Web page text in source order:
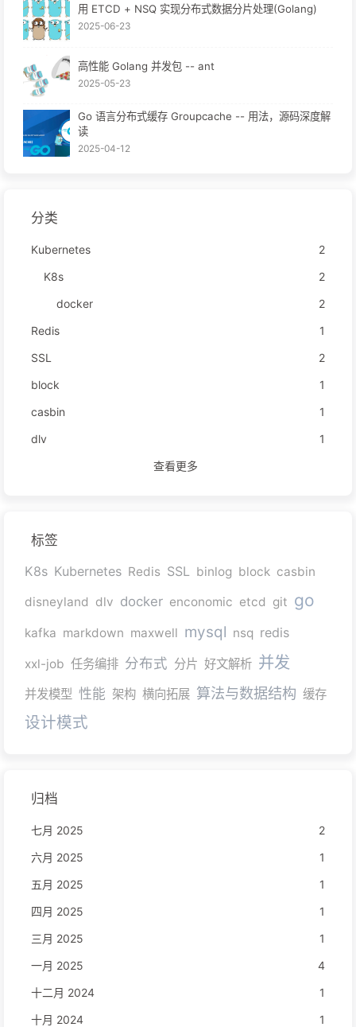
用 ETCD + NSQ 实现分布式数据分片处理(Golang)
2025-06-23
高性能 Golang 并发包 -- ant
2025-05-23
Go 语言分布式缓存 Groupcache -- 用法，源码深度解
读
2025-04-12
分类
Kubernetes
2
K8s
2
docker
2
Redis
1
SSL
2
block
1
casbin
1
dlv
1
查看更多
标签
K8s Kubernetes Redis SSL binlog block casbin
disneyland dlv docker enconomic etcd git go
kafka markdown maxwell mysql nsq redis
xxl-job 任务编排 分布式 分片 好文解析 并发
并发模型 性能 架构 横向拓展 算法与数据结构 缓存
设计模式
归档
七月 2025
2
六月 2025
1
五月 2025
1
四月 2025
1
三月 2025
1
一月 2025
4
十二月 2024
1
十月 2024
1